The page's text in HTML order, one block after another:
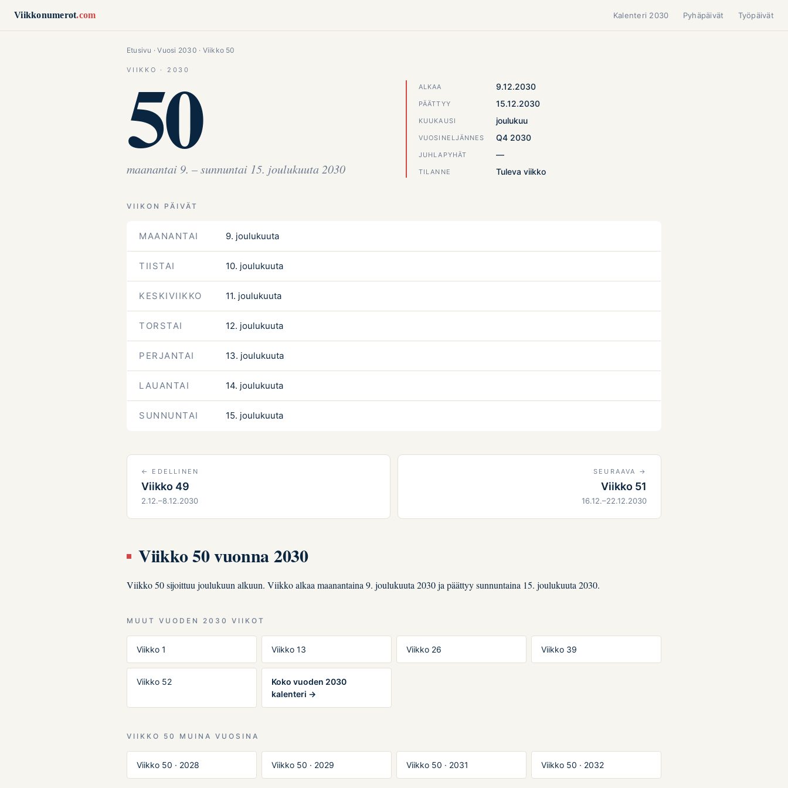
Viikkonumerot.com Kalenteri 2030 Pyhäpäivät Työpäivät
Etusivu ·Vuosi 2030 · Viikko 50
VIIKKO · 2030
50
maanantai 9. – sunnuntai 15. joulukuuta 2030
ALKAA 9.12.2030
PÄÄTTYY 15.12.2030
KUUKAUSI joulukuu
VUOSINELJÄNNES Q4 2030
JUHLAPYHÄT —
TILANNE Tuleva viikko
VIIKON PÄIVÄT
MAANANTAI 9. joulukuuta
TIISTAI 10. joulukuuta
KESKIVIIKKO 11. joulukuuta
TORSTAI 12. joulukuuta
PERJANTAI 13. joulukuuta
LAUANTAI 14. joulukuuta
SUNNUNTAI 15. joulukuuta
← EDELLINEN
Viikko 49
2.12.–8.12.2030
SEURAAVA →
Viikko 51
16.12.–22.12.2030
Viikko 50 vuonna 2030
Viikko 50 sijoittuu joulukuun alkuun. Viikko alkaa maanantaina 9. joulukuuta 2030 ja päättyy sunnuntaina 15. joulukuuta 2030.
MUUT VUODEN 2030 VIIKOT
Viikko 1 Viikko 13 Viikko 26 Viikko 39
Viikko 52
Koko vuoden 2030
kalenteri →
VIIKKO 50 MUINA VUOSINA
Viikko 50 · 2028 Viikko 50 · 2029 Viikko 50 · 2031 Viikko 50 · 2032